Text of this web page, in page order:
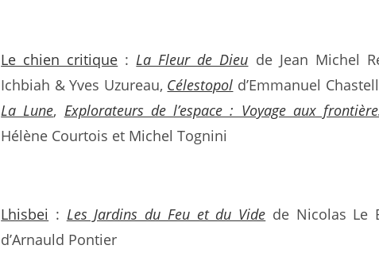
Le chien critique :La Fleur de Dieu de Jean Michel
Ichbiah & Yves Uzureau, Célestopol d’Emmanuel
La Lune, Explorateurs de l’espace : Voyage aux
Hélène Courtois et Michel Tognini
Lhisbei : Les Jardins du Feu et du Vide de Nicolas Le
d’Arnauld Pontier